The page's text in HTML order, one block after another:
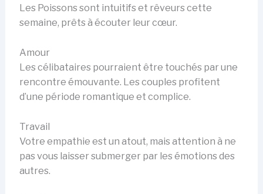
Les Poissons sont intuitifs et rêveurs cette
semaine, prêts à écouter leur cœur.
Amour
Les célibataires pourraient être touchés par une
rencontre émouvante. Les couples profitent
d’une période romantique et complice.
Travail
Votre empathie est un atout, mais attention à ne
pas vous laisser submerger par les émotions des
autres.